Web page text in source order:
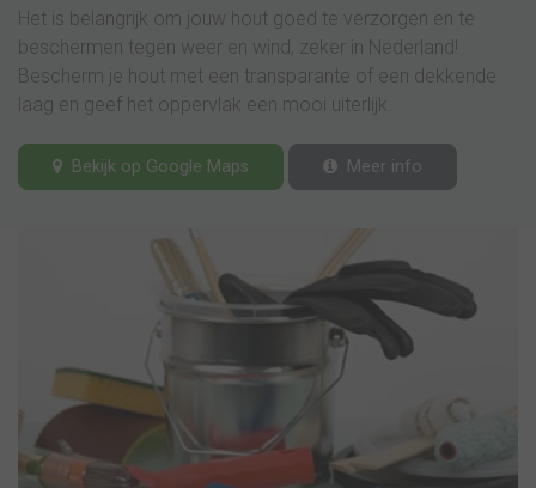
Het is belangrijk om jouw hout goed te verzorgen en te
beschermen tegen weer en wind, zeker in Nederland!
Bescherm je hout met een transparante of een dekkende
laag en geef het oppervlak een mooi uiterlijk.
Bekijk op Google Maps Meer info